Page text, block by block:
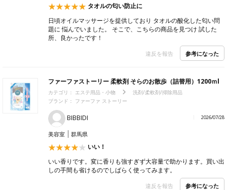
タオルの匂い防止に
日頃オイルマッサージを提供しており タオルの酸化した匂い問
題に 悩んでいました。 そこで、こちらの商品を見つけ 試した
所、良かったです！
違反を報告 参考になった
ファーファストーリー 柔軟剤 そらのお散歩（詰替用）1200ｍl
カテゴリ： エステ用品・小物
洗剤/柔軟剤/掃除用品
ブランド： ファーファ ストーリー
BIBBIDI 2026/07/28
美容室 群馬県
いい！
いい香りです。変に香りも強すぎず大容量で助かります。買い出
しの手間も省けるのでしばらく使ってみます。
違反を報告 参考になった